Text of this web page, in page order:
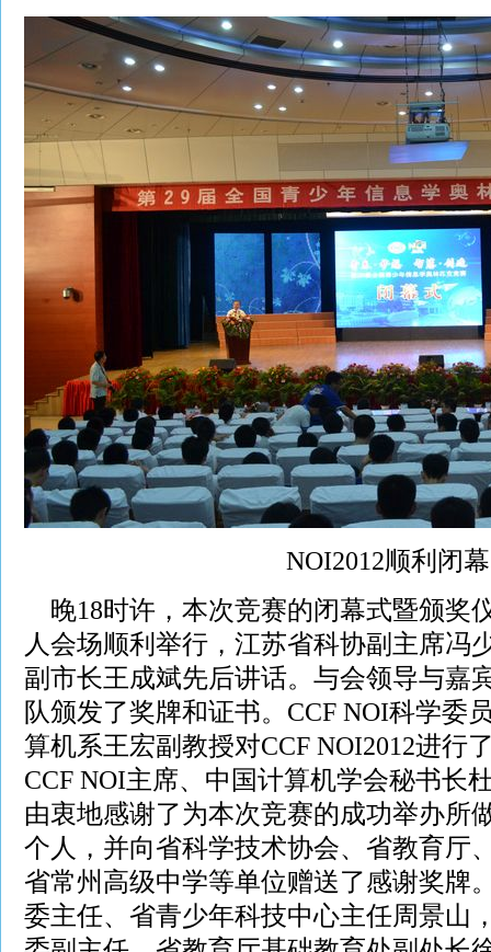
NOI2012顺利闭幕
晚18时许，本次竞赛的闭幕式暨颁奖
人会场顺利举行，江苏省科协副主席冯
副市长王成斌先后讲话。与会领导与嘉
队颁发了奖牌和证书。CCF NOI科学委
算机系王宏副教授对CCF NOI2012进行
CCF NOI主席、中国计算机学会秘书长
由衷地感谢了为本次竞赛的成功举办所
个人，并向省科学技术协会、省教育厅
省常州高级中学等单位赠送了感谢奖牌
委主任、省青少年科技中心主任周景山